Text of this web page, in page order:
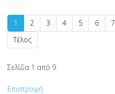
1 2 3 4 5 6 7
Τέλος
Σελίδα 1 από 9
Επιστροφή